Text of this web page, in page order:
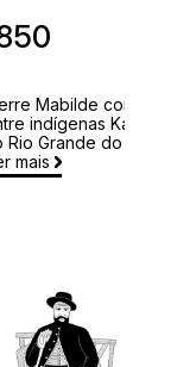
Mabilde convive
indígenas Kaingang
Rio Grande do Sul
mais